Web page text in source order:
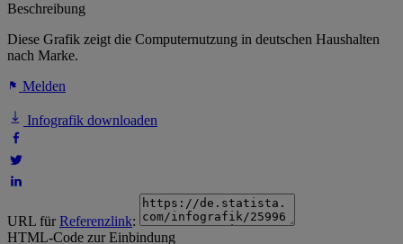
Beschreibung
Diese Grafik zeigt die Computernutzung in deutschen Haushalten
nach Marke.
Melden
Infografik downloaden
URL fürReferenzlink:
HTML-Code zur Einbindung